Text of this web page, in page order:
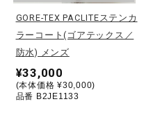
GORE-TEX PACLITEステンカ
ラーコート(ゴアテックス／
防水) メンズ
¥33,000
(本体価格 ¥30,000)
品番 B2JE1133